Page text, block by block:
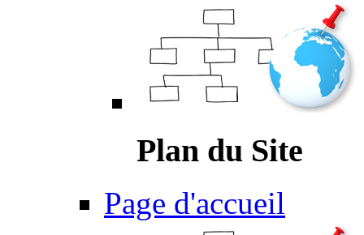
Plan du Site
Page d'accueil